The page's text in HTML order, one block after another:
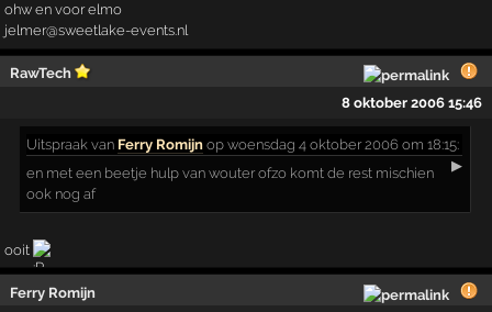
ohw en voor elmo
jelmer@sweetlake-events.nl
RawTech
8 oktober 2006 15:46
Uitspraak van Ferry Romijn op woensdag 4 oktober 2006 om 18:15:
▶
en met een beetje hulp van wouter ofzo komt de rest mischien
ook nog af
ooit
Ferry Romijn